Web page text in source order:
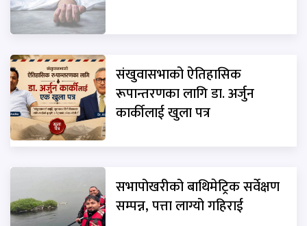
संखुवासभाको ऐतिहासिक
रूपान्तरणका लागि डा. अर्जुन
कार्कीलाई खुला पत्र
सभापोखरीको बाथिमेट्रिक सर्वेक्षण
सम्पन्न, पत्ता लाग्यो गहिराई